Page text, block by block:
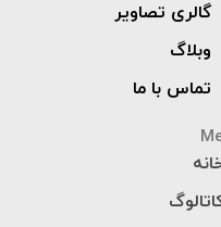
گالری تصاویر
وبلاگ
تماس با ما